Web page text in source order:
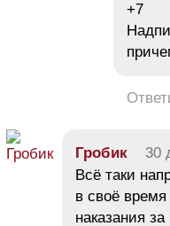
+7
Гробик 30
Всё таки
в своё время
наказания